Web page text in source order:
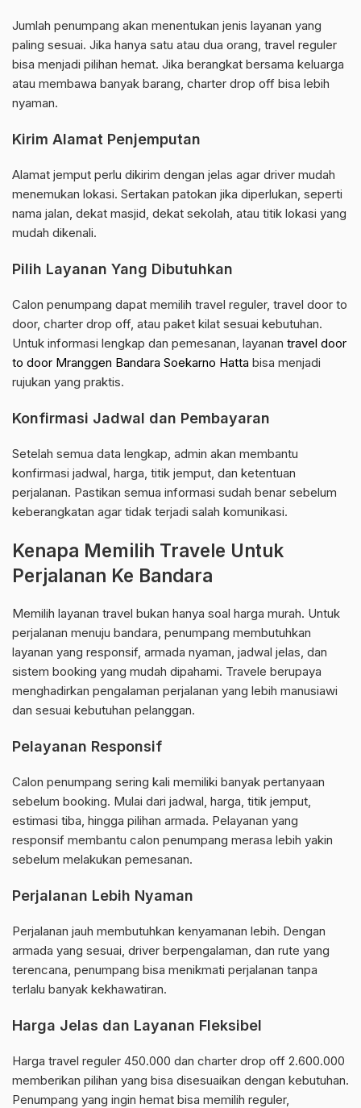
Jumlah penumpang akan menentukan jenis layanan yang
paling sesuai. Jika hanya satu atau dua orang, travel reguler
bisa menjadi pilihan hemat. Jika berangkat bersama keluarga
atau membawa banyak barang, charter drop off bisa lebih
nyaman.
Kirim Alamat Penjemputan
Alamat jemput perlu dikirim dengan jelas agar driver mudah
menemukan lokasi. Sertakan patokan jika diperlukan, seperti
nama jalan, dekat masjid, dekat sekolah, atau titik lokasi yang
mudah dikenali.
Pilih Layanan Yang Dibutuhkan
Calon penumpang dapat memilih travel reguler, travel door to
door, charter drop off, atau paket kilat sesuai kebutuhan.
Untuk informasi lengkap dan pemesanan, layanan travel door
to door Mranggen Bandara Soekarno Hatta bisa menjadi
rujukan yang praktis.
Konfirmasi Jadwal dan Pembayaran
Setelah semua data lengkap, admin akan membantu
konfirmasi jadwal, harga, titik jemput, dan ketentuan
perjalanan. Pastikan semua informasi sudah benar sebelum
keberangkatan agar tidak terjadi salah komunikasi.
Kenapa Memilih Travele Untuk
Perjalanan Ke Bandara
Memilih layanan travel bukan hanya soal harga murah. Untuk
perjalanan menuju bandara, penumpang membutuhkan
layanan yang responsif, armada nyaman, jadwal jelas, dan
sistem booking yang mudah dipahami. Travele berupaya
menghadirkan pengalaman perjalanan yang lebih manusiawi
dan sesuai kebutuhan pelanggan.
Pelayanan Responsif
Calon penumpang sering kali memiliki banyak pertanyaan
sebelum booking. Mulai dari jadwal, harga, titik jemput,
estimasi tiba, hingga pilihan armada. Pelayanan yang
responsif membantu calon penumpang merasa lebih yakin
sebelum melakukan pemesanan.
Perjalanan Lebih Nyaman
Perjalanan jauh membutuhkan kenyamanan lebih. Dengan
armada yang sesuai, driver berpengalaman, dan rute yang
terencana, penumpang bisa menikmati perjalanan tanpa
terlalu banyak kekhawatiran.
Harga Jelas dan Layanan Fleksibel
Harga travel reguler 450.000 dan charter drop off 2.600.000
memberikan pilihan yang bisa disesuaikan dengan kebutuhan.
Penumpang yang ingin hemat bisa memilih reguler,